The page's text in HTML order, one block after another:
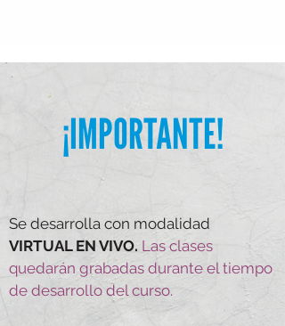
¡IMPORTANTE!
Se desarrolla con modalidad
VIRTUAL EN VIVO. Las clases
quedará n grabadas durante el tiempo
de desarrollo del curso.